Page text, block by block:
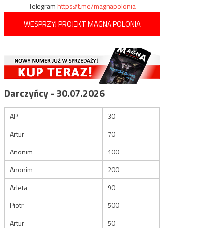
Telegramhttps://t.me/magnapolonia
WESPRZYJ PROJEKT MAGNA POLONIA
Darczyńcy - 30.07.2026
AP
30
Artur
70
Anonim
100
Anonim
200
Arleta
90
Piotr
500
Artur
50